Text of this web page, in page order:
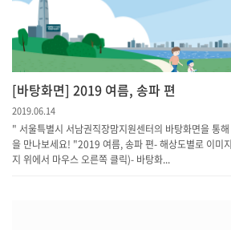
[바탕화면] 2019 여름, 송파 편
2019.06.14
" 서울특별시 서남권직장맘지원센터의 바탕화면을 통
을 만나보세요! "2019 여름, 송파 편- 해상도별로 이미
지 위에서 마우스 오른쪽 클릭)- 바탕화...